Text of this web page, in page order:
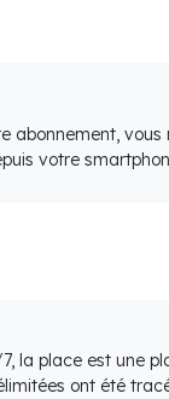
abonnement,
votre
la place est une
ont été